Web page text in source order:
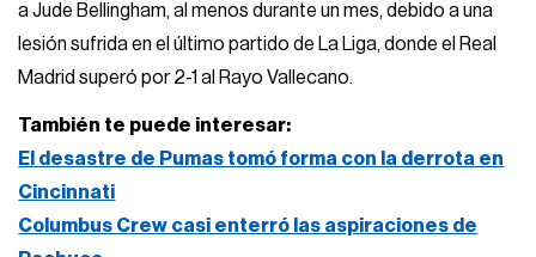
a Jude Bellingham, al menos durante un mes, debido a una
lesión sufrida en el último partido de La Liga, donde el Real
Madrid superó por 2-1 al Rayo Vallecano.
También te puede interesar:
El desastre de Pumas tomó forma con la derrota en
Cincinnati
Columbus Crew casi enterró las aspiraciones de